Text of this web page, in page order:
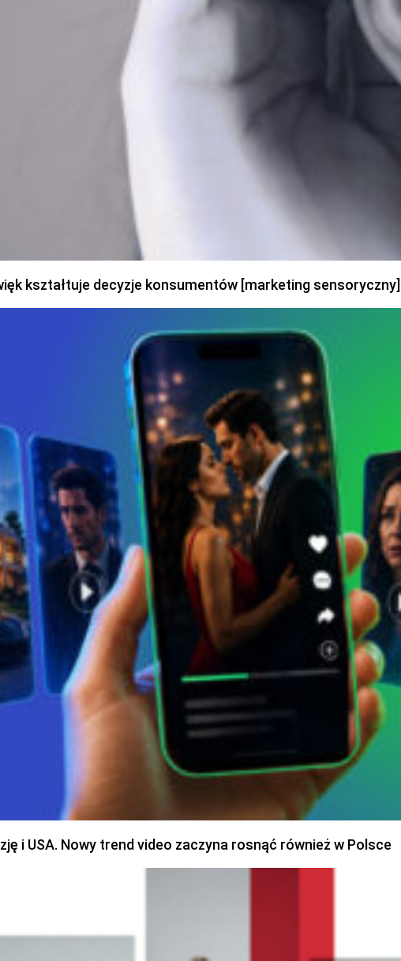
kształtuje decyzje konsumentów [marketing sensoryczny]
i USA. Nowy trend video zaczyna rosnąć również w Polsce